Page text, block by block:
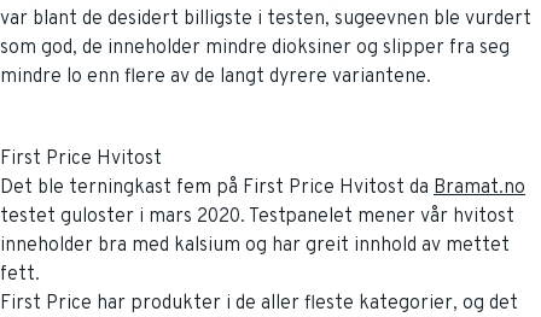
var blant de desidert billigste i testen, sugeevnen ble vurdert
som god, de inneholder mindre dioksiner og slipper fra seg
mindre lo enn flere av de langt dyrere variantene.
First Price Hvitost
Det ble terningkast fem på First Price Hvitost da Bramat.no
testet guloster i mars 2020. Testpanelet mener vår hvitost
inneholder bra med kalsium og har greit innhold av mettet
fett.
First Price har produkter i de aller fleste kategorier, og det